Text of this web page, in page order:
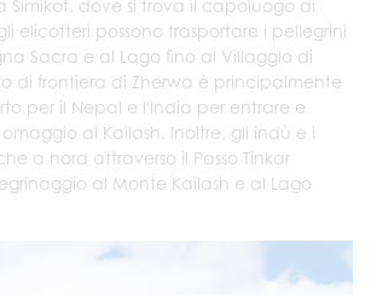
Simikot, dove si trova il capoluogo di
elicotteri possono trasportare i pellegrini
Sacra e al Lago fino al Villaggio di
di frontiera di Zherwa è principalmente
per il Nepal e l'India per entrare e
al Kailash. Inoltre, gli indù e i
a nord attraverso il Passo Tinkar
al Monte Kailash e al Lago